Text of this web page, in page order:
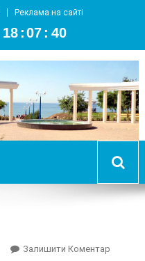
Реклама на сайті
18 :07 : 41
Южный
Залишити КоментарOn